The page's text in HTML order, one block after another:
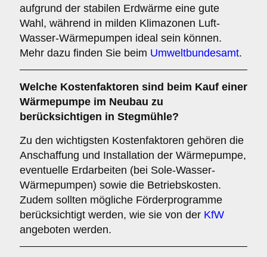
aufgrund der stabilen Erdwärme eine gute
Wahl, während in milden Klimazonen Luft-
Wasser-Wärmepumpen ideal sein können.
Mehr dazu finden Sie beim Umweltbundesamt.
Welche Kostenfaktoren sind beim Kauf einer
Wärmepumpe im Neubau zu
berücksichtigen in Stegmühle?
Zu den wichtigsten Kostenfaktoren gehören die
Anschaffung und Installation der Wärmepumpe,
eventuelle Erdarbeiten (bei Sole-Wasser-
Wärmepumpen) sowie die Betriebskosten.
Zudem sollten mögliche Förderprogramme
berücksichtigt werden, wie sie von der KfW
angeboten werden.